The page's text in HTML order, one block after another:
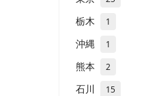
栃木 1
沖縄 1
熊本 2
石川 15